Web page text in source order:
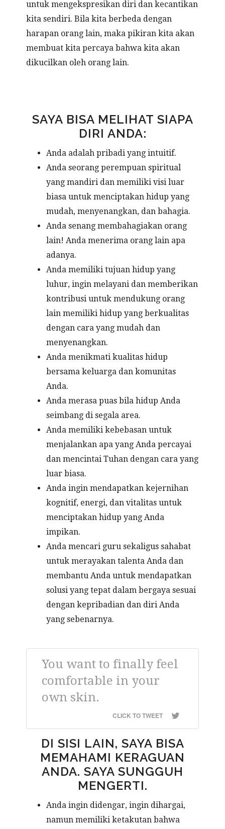
untuk mengekspresikan diri dan kecantikan
kita sendiri. Bila kita berbeda dengan
harapan orang lain, maka pikiran kita akan
membuat kita percaya bahwa kita akan
dikucilkan oleh orang lain.
SAYA BISA MELIHAT SIAPA
DIRI ANDA:
Anda adalah pribadi yang intuitif.
Anda seorang perempuan spiritual
yang mandiri dan memiliki visi luar
biasa untuk menciptakan hidup yang
mudah, menyenangkan, dan bahagia.
Anda senang membahagiakan orang
lain! Anda menerima orang lain apa
adanya.
Anda memiliki tujuan hidup yang
luhur, ingin melayani dan memberikan
kontribusi untuk mendukung orang
lain memiliki hidup yang berkualitas
dengan cara yang mudah dan
menyenangkan.
Anda menikmati kualitas hidup
bersama keluarga dan komunitas
Anda.
Anda merasa puas bila hidup Anda
seimbang di segala area.
Anda memiliki kebebasan untuk
menjalankan apa yang Anda percayai
dan mencintai Tuhan dengan cara yang
luar biasa.
Anda ingin mendapatkan kejernihan
kognitif, energi, dan vitalitas untuk
menciptakan hidup yang Anda
impikan.
Anda mencari guru sekaligus sahabat
untuk merayakan talenta Anda dan
membantu Anda untuk mendapatkan
solusi yang tepat dalam bergaya sesuai
dengan kepribadian dan diri Anda
yang sebenarnya.
You want to finally feel
comfortable in your
own skin.
CLICK TO TWEET
DI SISI LAIN, SAYA BISA
MEMAHAMI KERAGUAN
ANDA. SAYA SUNGGUH
MENGERTI.
Anda ingin didengar, ingin dihargai,
namun memiliki ketakutan bahwa